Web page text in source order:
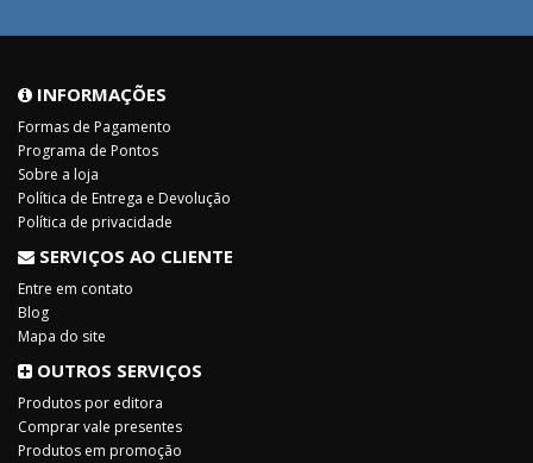
INFORMAÇÕES
Formas de Pagamento
Programa de Pontos
Sobre a loja
Política de Entrega e Devolução
Política de privacidade
SERVIÇOS AO CLIENTE
Entre em contato
Blog
Mapa do site
OUTROS SERVIÇOS
Produtos por editora
Comprar vale presentes
Produtos em promoção